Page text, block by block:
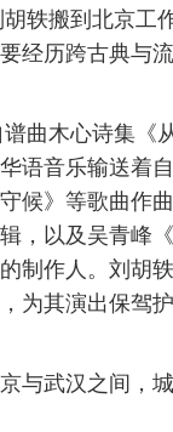
轶搬到北京工
经历跨古典与
曲木心诗集《
语音乐输送着
候》等歌曲作
，以及吴青峰
制作人。刘胡
为其演出保驾
与武汉之间，